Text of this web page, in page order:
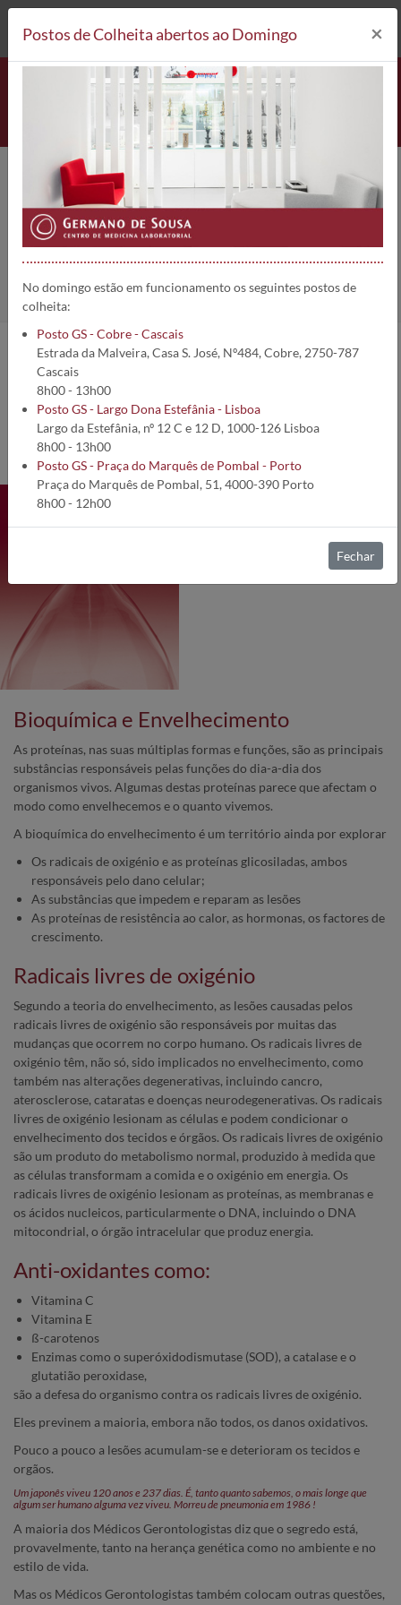
212 693 530* Postos de Colheita
Anti-aging
Home Áreas Clínicas
Qual é o segredo do envelhecimento?
Qual é o segredo duma longa vida?
Será que está no nosso código genético?
Será que é onde se vive ou como se vive?
Alguma coisa que se faz ou que não se faz?
Alguma coisa que se come ou que não se come?
Bioquímica e Envelhecimento
As proteínas, nas suas múltiplas formas e funções, são as principais
substâncias responsáveis pelas funções do dia-a-dia dos
organismos vivos. Algumas destas proteínas parece que afectam o
modo como envelhecemos e o quanto vivemos.
A bioquímica do envelhecimento é um território ainda por explorar
Os radicais de oxigénio e as proteínas glicosiladas, ambos
responsáveis pelo dano celular;
As substâncias que impedem e reparam as lesões
As proteínas de resistência ao calor, as hormonas, os factores de
crescimento.
Radicais livres de oxigénio
Segundo a teoria do envelhecimento, as lesões causadas pelos
radicais livres de oxigénio são responsáveis por muitas das
mudanças que ocorrem no corpo humano. Os radicais livres de
oxigénio têm, não só, sido implicados no envelhecimento, como
também nas alterações degenerativas, incluindo cancro,
aterosclerose, cataratas e doenças neurodegenerativas. Os radicais
livres de oxigénio lesionam as células e podem condicionar o
envelhecimento dos tecidos e órgãos. Os radicais livres de oxigénio
são um produto do metabolismo normal, produzido à medida que
as células transformam a comida e o oxigénio em energia. Os
radicais livres de oxigénio lesionam as proteínas, as membranas e
os ácidos nucleicos, particularmente o DNA, incluindo o DNA
mitocondrial, o órgão intracelular que produz energia.
Anti-oxidantes como:
Vitamina C
Vitamina E
ß-carotenos
Enzimas como o superóxidodismutase (SOD), a catalase e o
glutatião peroxidase,
são a defesa do organismo contra os radicais livres de oxigénio.
Eles previnem a maioria, embora não todos, os danos oxidativos.
Pouco a pouco a lesões acumulam-se e deterioram os tecidos e
orgãos.
Um japonês viveu 120 anos e 237 dias. É, tanto quanto sabemos, o mais longe que
algum ser humano alguma vez viveu. Morreu de pneumonia em 1986 !
A maioria dos Médicos Gerontologistas diz que o segredo está,
provavelmente, tanto na herança genética como no ambiente e no
estilo de vida.
Mas os Médicos Gerontologistas também colocam outras questões,
Postos de Colheita abertos ao Domingo ×
No domingo estão em funcionamento os seguintes postos de
colheita:
Posto GS - Cobre - Cascais
Estrada da Malveira, Casa S. José, Nº484, Cobre, 2750-787
Cascais
8h00 - 13h00
Posto GS - Largo Dona Estefânia - Lisboa
Largo da Estefânia, nº 12 C e 12 D, 1000-126 Lisboa
8h00 - 13h00
Posto GS - Praça do Marquês de Pombal - Porto
Praça do Marquês de Pombal, 51, 4000-390 Porto
8h00 - 12h00
Fechar